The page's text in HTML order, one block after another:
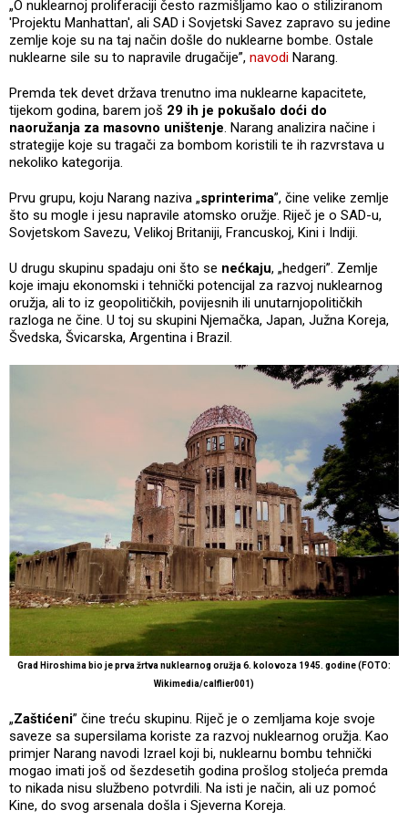
„O nuklearnoj proliferaciji često razmišljamo kao o stiliziranom
'Projektu Manhattan', ali SAD i Sovjetski Savez zapravo su jedine
zemlje koje su na taj način došle do nuklearne bombe. Ostale
nuklearne sile su to napravile drugačije”, navodi Narang.
Premda tek devet država trenutno ima nuklearne kapacitete,
tijekom godina, barem još 29 ih je pokušalo doći do
naoružanja za masovno uništenje. Narang analizira načine i
strategije koje su tragači za bombom koristili te ih razvrstava u
nekoliko kategorija.
Prvu grupu, koju Narang naziva „sprinterima”, čine velike zemlje
što su mogle i jesu napravile atomsko oružje. Riječ je o SAD-u,
Sovjetskom Savezu, Velikoj Britaniji, Francuskoj, Kini i Indiji.
U drugu skupinu spadaju oni što se nećkaju, „hedgeri”. Zemlje
koje imaju ekonomski i tehnički potencijal za razvoj nuklearnog
oružja, ali to iz geopolitičkih, povijesnih ili unutarnjopolitičkih
razloga ne čine. U toj su skupini Njemačka, Japan, Južna Koreja,
Švedska, Švicarska, Argentina i Brazil.
Grad Hiroshima bio je prva žrtva nuklearnog oružja 6. kolovoza 1945. godine (FOTO:
Wikimedia/calflier001)
„Zaštićeni” čine treću skupinu. Riječ je o zemljama koje svoje
saveze sa supersilama koriste za razvoj nuklearnog oružja. Kao
primjer Narang navodi Izrael koji bi, nuklearnu bombu tehnički
mogao imati još od šezdesetih godina prošlog stoljeća premda
to nikada nisu službeno potvrdili. Na isti je način, ali uz pomoć
Kine, do svog arsenala došla i Sjeverna Koreja.